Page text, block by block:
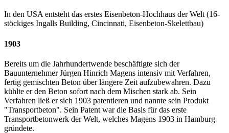
In den USA entsteht das erstes Eisenbeton-Hochhaus der Welt (16-
stöckiges Ingalls Building, Cincinnati, Eisenbeton-Skelettbau)
1903
Bereits um die Jahrhundertwende beschäftigte sich der
Bauunternehmer Jürgen Hinrich Magens intensiv mit Verfahren,
fertig gemischten Beton über längere Zeit aufzubewahren. Dazu
kühlte er den Beton sofort nach dem Mischen stark ab. Sein
Verfahren ließ er sich 1903 patentieren und nannte sein Produkt
"Transportbeton". Sein Patent war die Basis für das erste
Transportbetonwerk der Welt, welches Magens 1903 in Hamburg
gründete.